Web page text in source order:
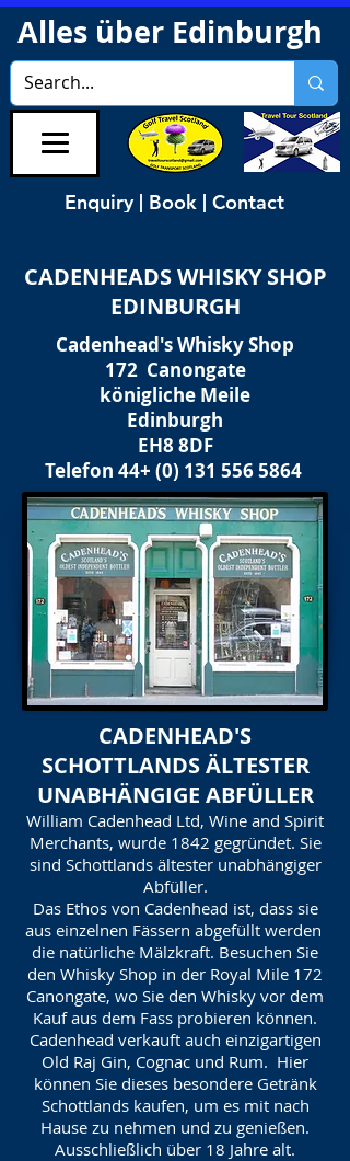
Alles über Edinburgh
Enquiry | Book | Contact
CADENHEADS WHISKY SHOP
EDINBURGH
Cadenhead's Whisky Shop
172 Canongate
königliche Meile
Edinburgh
EH8 8DF
Telefon 44+ (0) 131 556 5864
CADENHEAD'S
SCHOTTLANDS ÄLTESTER
UNABHÄNGIGE ABFÜLLER
William Cadenhead Ltd, Wine and Spirit
Merchants, wurde 1842 gegründet. Sie
sind Schottlands ältester unabhängiger
Abfüller.
Das Ethos von Cadenhead ist, dass sie
aus einzelnen Fässern abgefüllt werden
die natürliche Mälzkraft. Besuchen Sie
den Whisky Shop in der Royal Mile 172
Canongate, wo Sie den Whisky vor dem
Kauf aus dem Fass probieren können.
Cadenhead verkauft auch einzigartigen
Old Raj Gin, Cognac und Rum. Hier
können Sie dieses besondere Getränk
Schottlands kaufen, um es mit nach
Hause zu nehmen und zu genießen.
Ausschließlich über 18 Jahre alt.